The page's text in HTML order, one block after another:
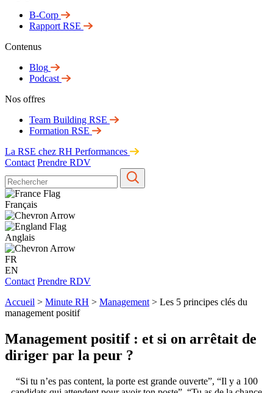
B-Corp
Rapport RSE
Contenus
Blog
Podcast
Nos offres
Team Building RSE
Formation RSE
La RSE chez RH Performances
Contact Prendre RDV
Français
Anglais
FR
EN
Contact Prendre RDV
Accueil > Minute RH > Management > Les 5 principes clés du
management positif
Management positif : et si on arrêtait de
diriger par la peur ?
“Si tu n’es pas content, la porte est grande ouverte”, “Il y a 100